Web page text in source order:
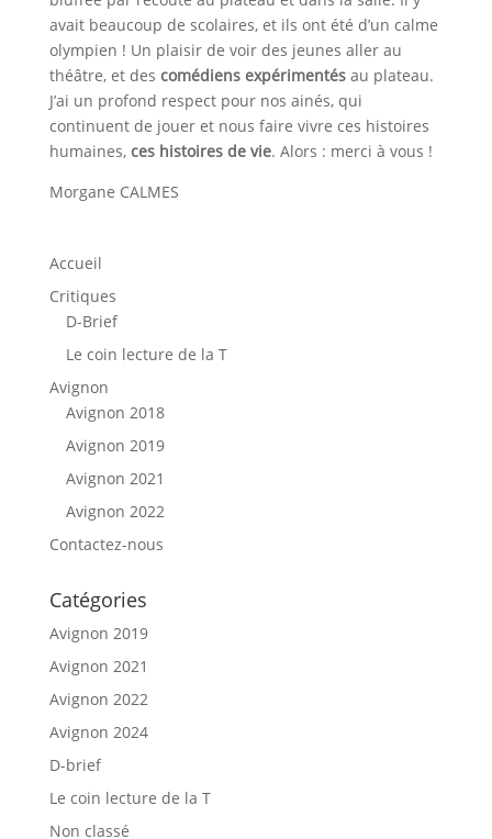
avait beaucoup de scolaires, et ils ont été d’un calme
olympien ! Un plaisir de voir des jeunes aller au
théâtre, et des comédiens expérimentésau plateau.
J’ai un profond respect pour nos ainés, qui
continuent de jouer et nous faire vivre ces histoires
humaines,ces histoires de vie. Alors : merci à vous !
Morgane CALMES
Accueil
Critiques
D-Brief
Le coin lecture de la T
Avignon
Avignon 2018
Avignon 2019
Avignon 2021
Avignon 2022
Contactez-nous
Catégories
Avignon 2019
Avignon 2021
Avignon 2022
Avignon 2024
D-brief
Le coin lecture de la T
Non classé